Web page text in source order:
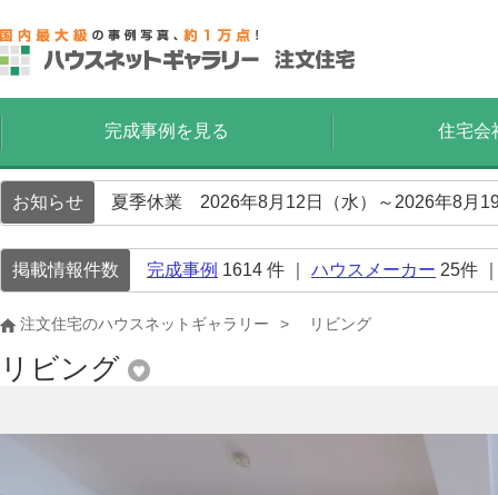
完成事例を見る 住宅会
お知らせ 夏季休業 2026年8月12日（水）～2026年8月
掲載情報件数 完成事例 1614 件 ｜ ハウスメーカー 25件
注文住宅のハウスネットギャラリー リビング
リビング